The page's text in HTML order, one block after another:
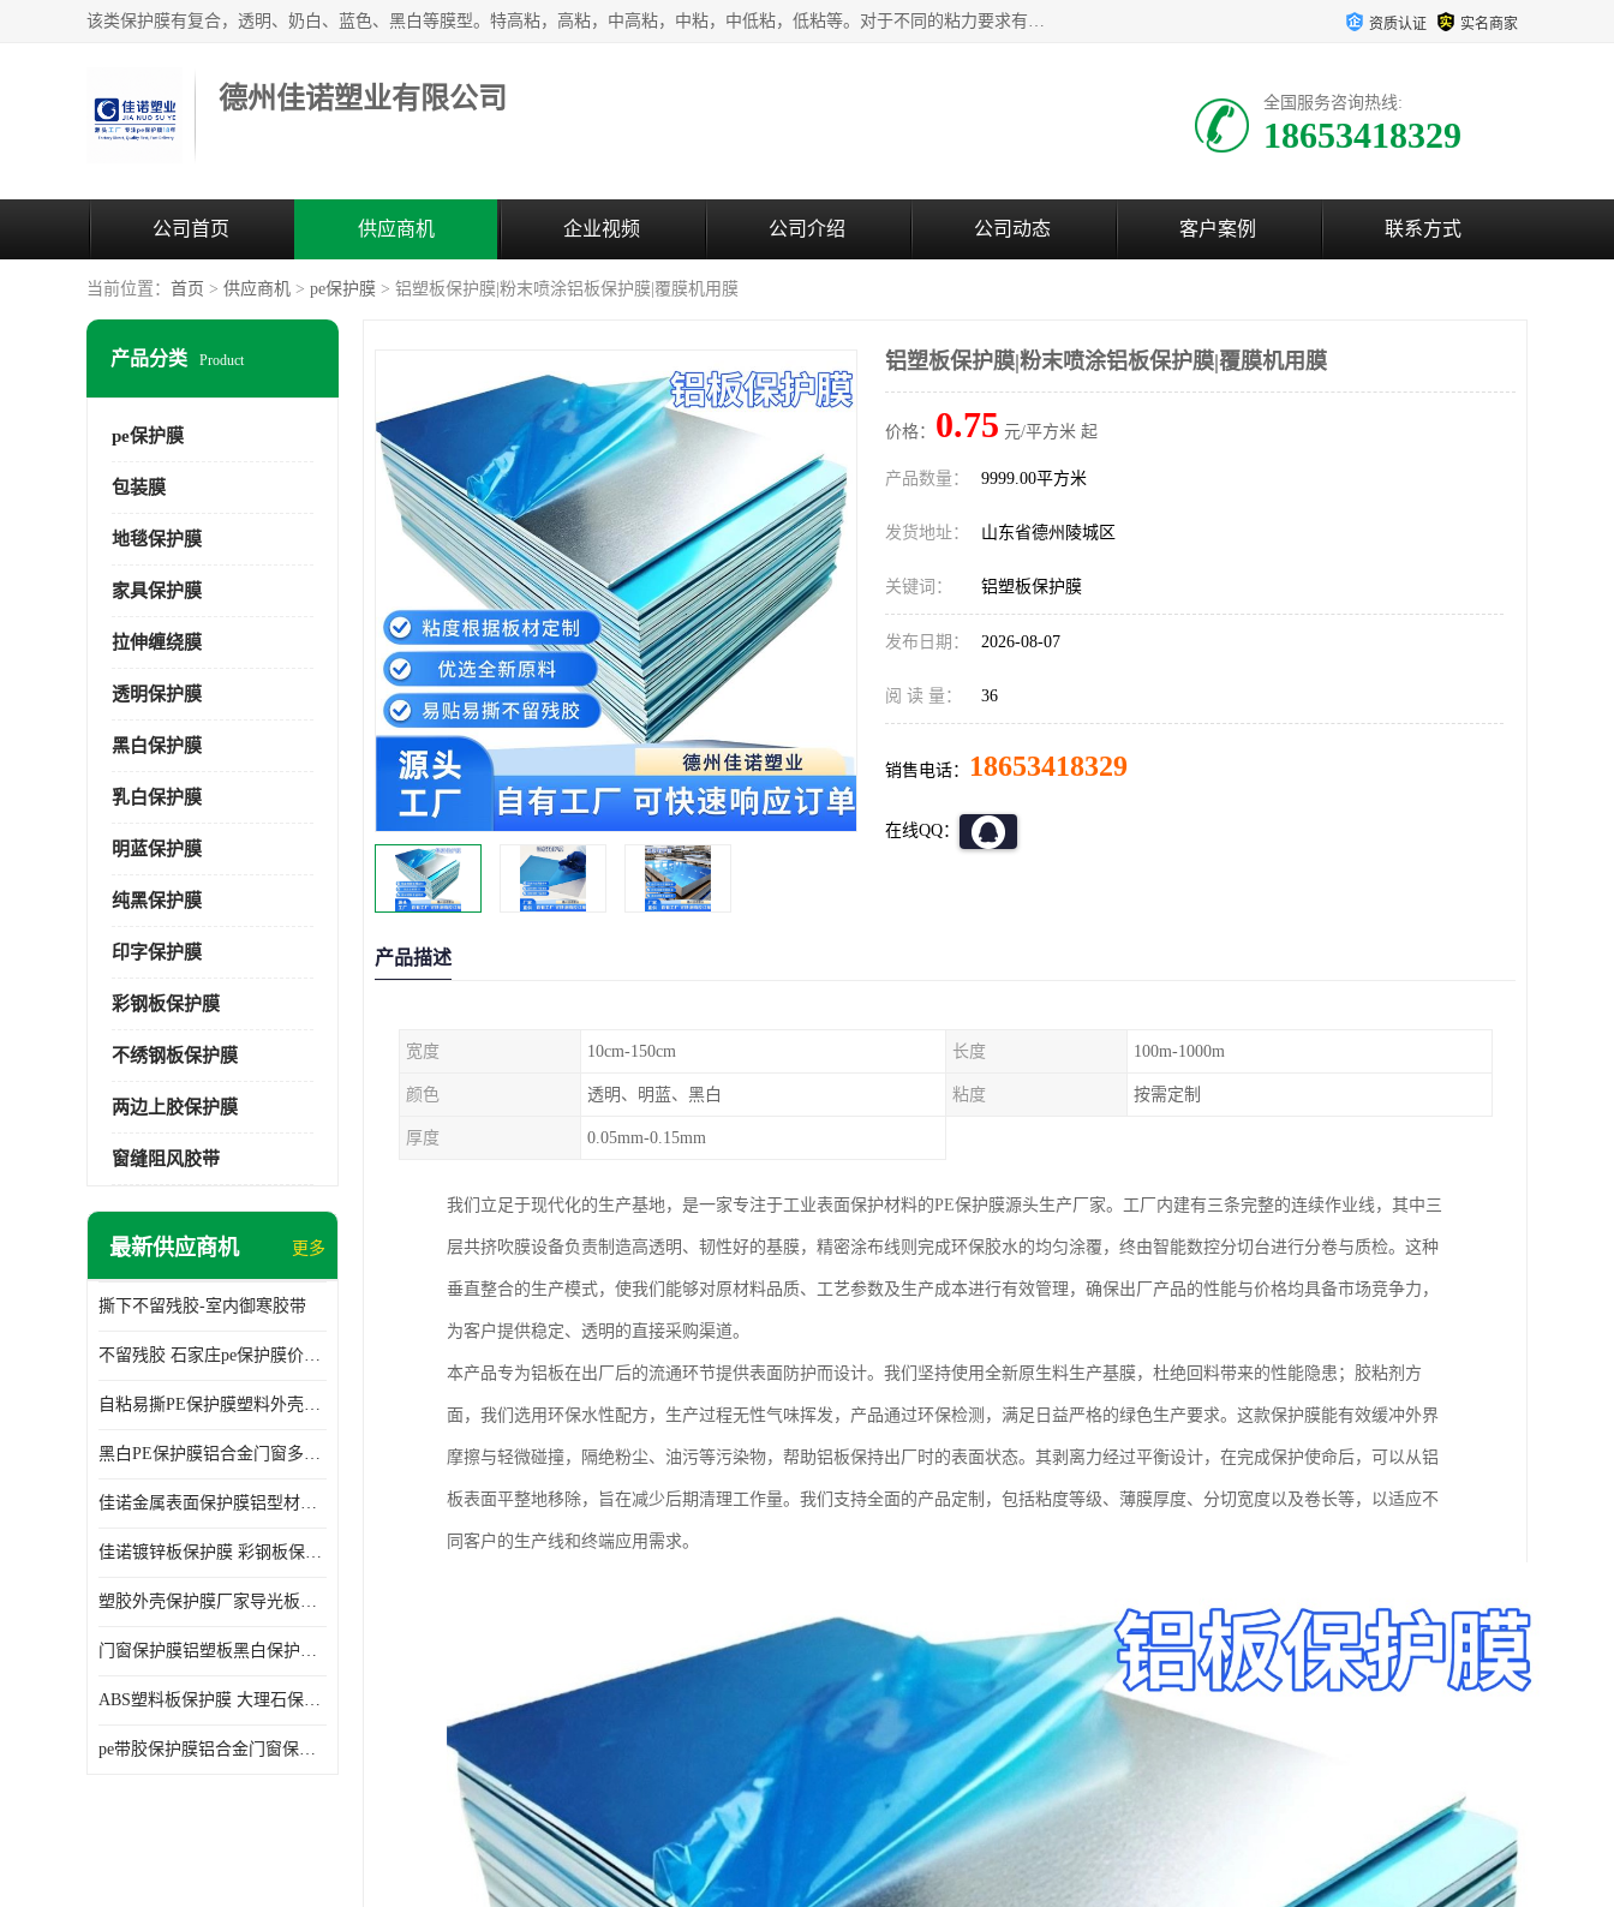
该类保护膜有复合，透明、奶白、蓝色、黑白等膜型。特高粘，高粘，中高粘，中粘，中低粘，低粘等。对于不同的粘力要求有相应的产品相适配。无胶渍残留污染。在较宽的收卷幅度下平整无皱纹，收卷长度大，利于机械化及自动化施工粘贴。为您的产品提供的表面保护解决方案。 产品广泛适用于：铝材、不锈钢、金属、塑料、电子、家电、家具、玻璃、化工材料、装饰材料等。 资质认证 实名商家
德州佳诺塑业有限公司 全国服务咨询热线:
18653418329
公司首页 供应商机 企业视频 公司介绍 公司动态 客户案例 联系方式
当前位置： 首页 > 供应商机 > pe保护膜 > 铝塑板保护膜|粉末喷涂铝板保护膜|覆膜机用膜
产品分类 Product
pe保护膜
包装膜
地毯保护膜
家具保护膜
拉伸缠绕膜
透明保护膜
黑白保护膜
乳白保护膜
明蓝保护膜
纯黑保护膜
印字保护膜
彩钢板保护膜
不绣钢板保护膜
两边上胶保护膜
窗缝阻风胶带
最新供应商机 更多
撕下不留残胶-室内御寒胶带
不留残胶 石家庄pe保护膜价格 塑料薄膜
自粘易撕PE保护膜塑料外壳导光板亚克力板膜操作方便
黑白PE保护膜铝合金门窗多种颜色支持定制生产
佳诺金属表面保护膜铝型材保护膜不留残胶铝合金窗框保护胶带
佳诺镀锌板保护膜 彩钢板保护pe保护膜
塑胶外壳保护膜厂家导光板保护膜 铝单板保护膜胶带易撕不留胶
门窗保护膜铝塑板黑白保护膜外墙保温板保护膜
ABS塑料板保护膜 大理石保护膜 缠鱼竿保护膜
pe带胶保护膜铝合金门窗保护不锈钢板保护膜大理石建筑材料保护
铝塑板保护膜|粉末喷涂铝板保护膜|覆膜机用膜
价格： 0.75 元/平方米 起
产品数量： 9999.00平方米
发货地址： 山东省德州陵城区
关键词： 铝塑板保护膜
发布日期： 2026-08-07
阅 读 量： 36
销售电话： 18653418329
在线QQ：
产品描述
宽度 10cm-150cm 长度 100m-1000m
颜色 透明、明蓝、黑白 粘度 按需定制
厚度 0.05mm-0.15mm
我们立足于现代化的生产基地，是一家专注于工业表面保护材料的PE保护膜源头生产厂家。工厂内建有三条完整的连续作业线，其中三
层共挤吹膜设备负责制造高透明、韧性好的基膜，精密涂布线则完成环保胶水的均匀涂覆，终由智能数控分切台进行分卷与质检。这种
垂直整合的生产模式，使我们能够对原材料品质、工艺参数及生产成本进行有效管理，确保出厂产品的性能与价格均具备市场竞争力，
为客户提供稳定、透明的直接采购渠道。
本产品专为铝板在出厂后的流通环节提供表面防护而设计。我们坚持使用全新原生料生产基膜，杜绝回料带来的性能隐患；胶粘剂方
面，我们选用环保水性配方，生产过程无性气味挥发，产品通过环保检测，满足日益严格的绿色生产要求。这款保护膜能有效缓冲外界
摩擦与轻微碰撞，隔绝粉尘、油污等污染物，帮助铝板保持出厂时的表面状态。其剥离力经过平衡设计，在完成保护使命后，可以从铝
板表面平整地移除，旨在减少后期清理工作量。我们支持全面的产品定制，包括粘度等级、薄膜厚度、分切宽度以及卷长等，以适应不
同客户的生产线和终端应用需求。